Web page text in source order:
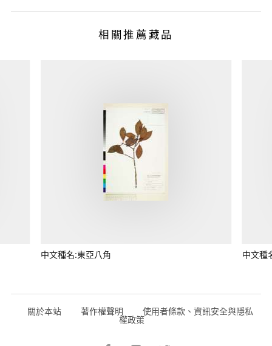
相關推薦藏品
中文種名:東亞八角 中文種
關於本站 著作權聲明 使用者條款、資訊安全與隱私
權政策